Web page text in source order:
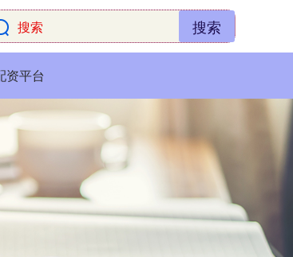
搜索
资平台